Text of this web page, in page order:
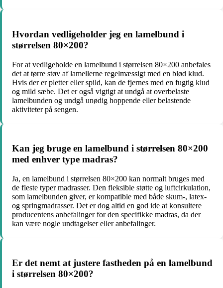
Hvordan vedligeholder jeg en lamelbund i
størrelsen 80×200?
For at vedligeholde en lamelbund i størrelsen 80×200 anbefales
det at tørre støv af lamellerne regelmæssigt med en blød klud.
Hvis der er pletter eller spild, kan de fjernes med en fugtig klud
og mild sæbe. Det er også vigtigt at undgå at overbelaste
lamelbunden og undgå unødig hoppende eller belastende
aktiviteter på sengen.
Kan jeg bruge en lamelbund i størrelsen 80×200
med enhver type madras?
Ja, en lamelbund i størrelsen 80×200 kan normalt bruges med
de fleste typer madrasser. Den fleksible støtte og luftcirkulation,
som lamelbunden giver, er kompatible med både skum-, latex-
og springmadrasser. Det er dog altid en god ide at konsultere
producentens anbefalinger for den specifikke madras, da der
kan være nogle undtagelser eller anbefalinger.
Er det nemt at justere fastheden på en lamelbund
i størrelsen 80×200?